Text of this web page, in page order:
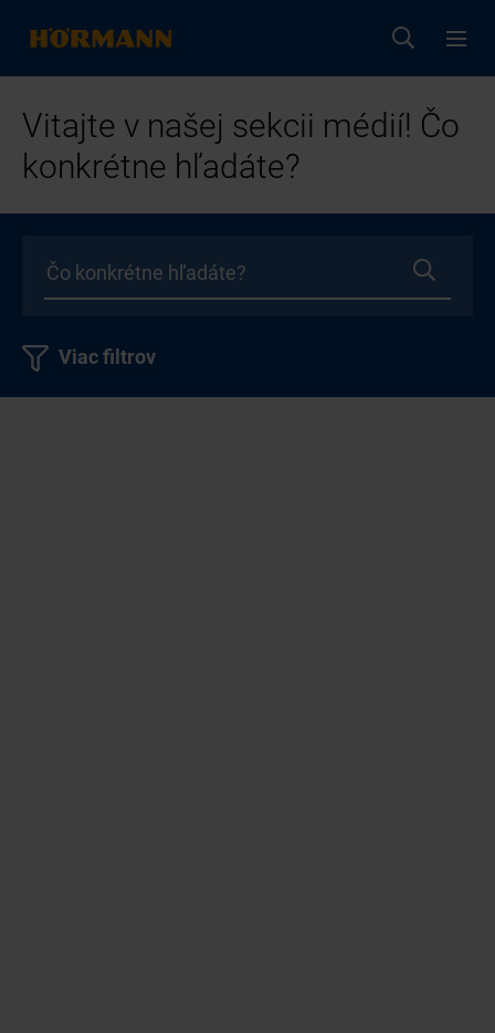
Vitajte v našej sekcii médií! Čo
konkrétne hľadáte?
Viac filtrov